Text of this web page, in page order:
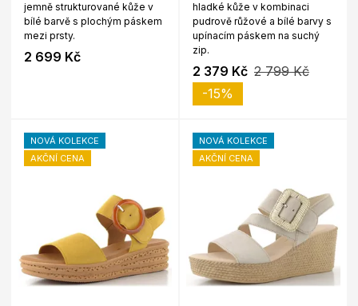
jemně strukturované kůže v
bílé barvě s plochým páskem
mezi prsty.
2 699 Kč
hladké kůže v kombinaci
pudrově růžové a bílé barvy s
upínacím páskem na suchý
zip.
2 379 Kč 2 799 Kč
-15%
NOVÁ KOLEKCE
AKČNÍ CENA
NOVÁ KOLEKCE
AKČNÍ CENA